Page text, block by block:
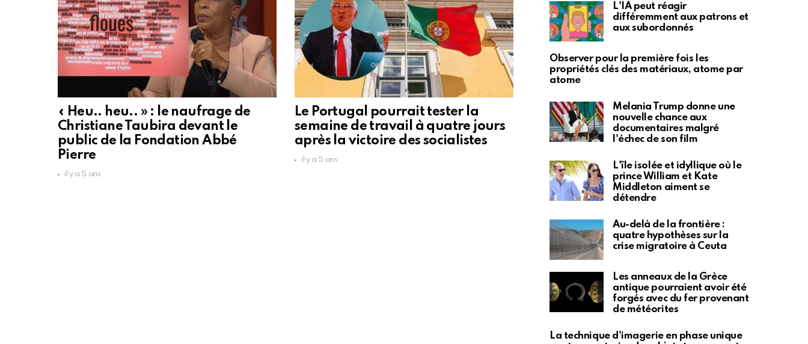
« Heu.. heu.. » : le naufrage de
Christiane Taubira devant le
public de la Fondation Abbé
Pierre
il y a 5 ans
Le Portugal pourrait tester la
semaine de travail à quatre jours
après la victoire des socialistes
il y a 5 ans
L'IA peut réagir
différemment aux patrons et
aux subordonnés
Observer pour la première fois les
propriétés clés des matériaux, atome par
atome
Melania Trump donne une
nouvelle chance aux
documentaires malgré
l'échec de son film
L'île isolée et idyllique où le
prince William et Kate
Middleton aiment se
détendre
Au-delà de la frontière :
quatre hypothèses sur la
crise migratoire à Ceuta
Les anneaux de la Grèce
antique pourraient avoir été
forgés avec du fer provenant
de météorites
La technique d'imagerie en phase unique